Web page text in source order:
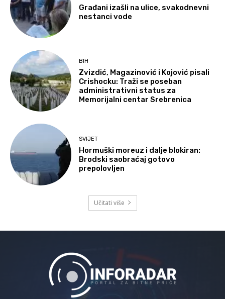
Građani izašli na ulice, svakodnevni
nestanci vode
BIH
Zvizdić, Magazinović i Kojović pisali
Crishocku: Traži se poseban
administrativni status za
Memorijalni centar Srebrenica
SVIJET
Hormuški moreuz i dalje blokiran:
Brodski saobraćaj gotovo
prepolovljen
Učitati više